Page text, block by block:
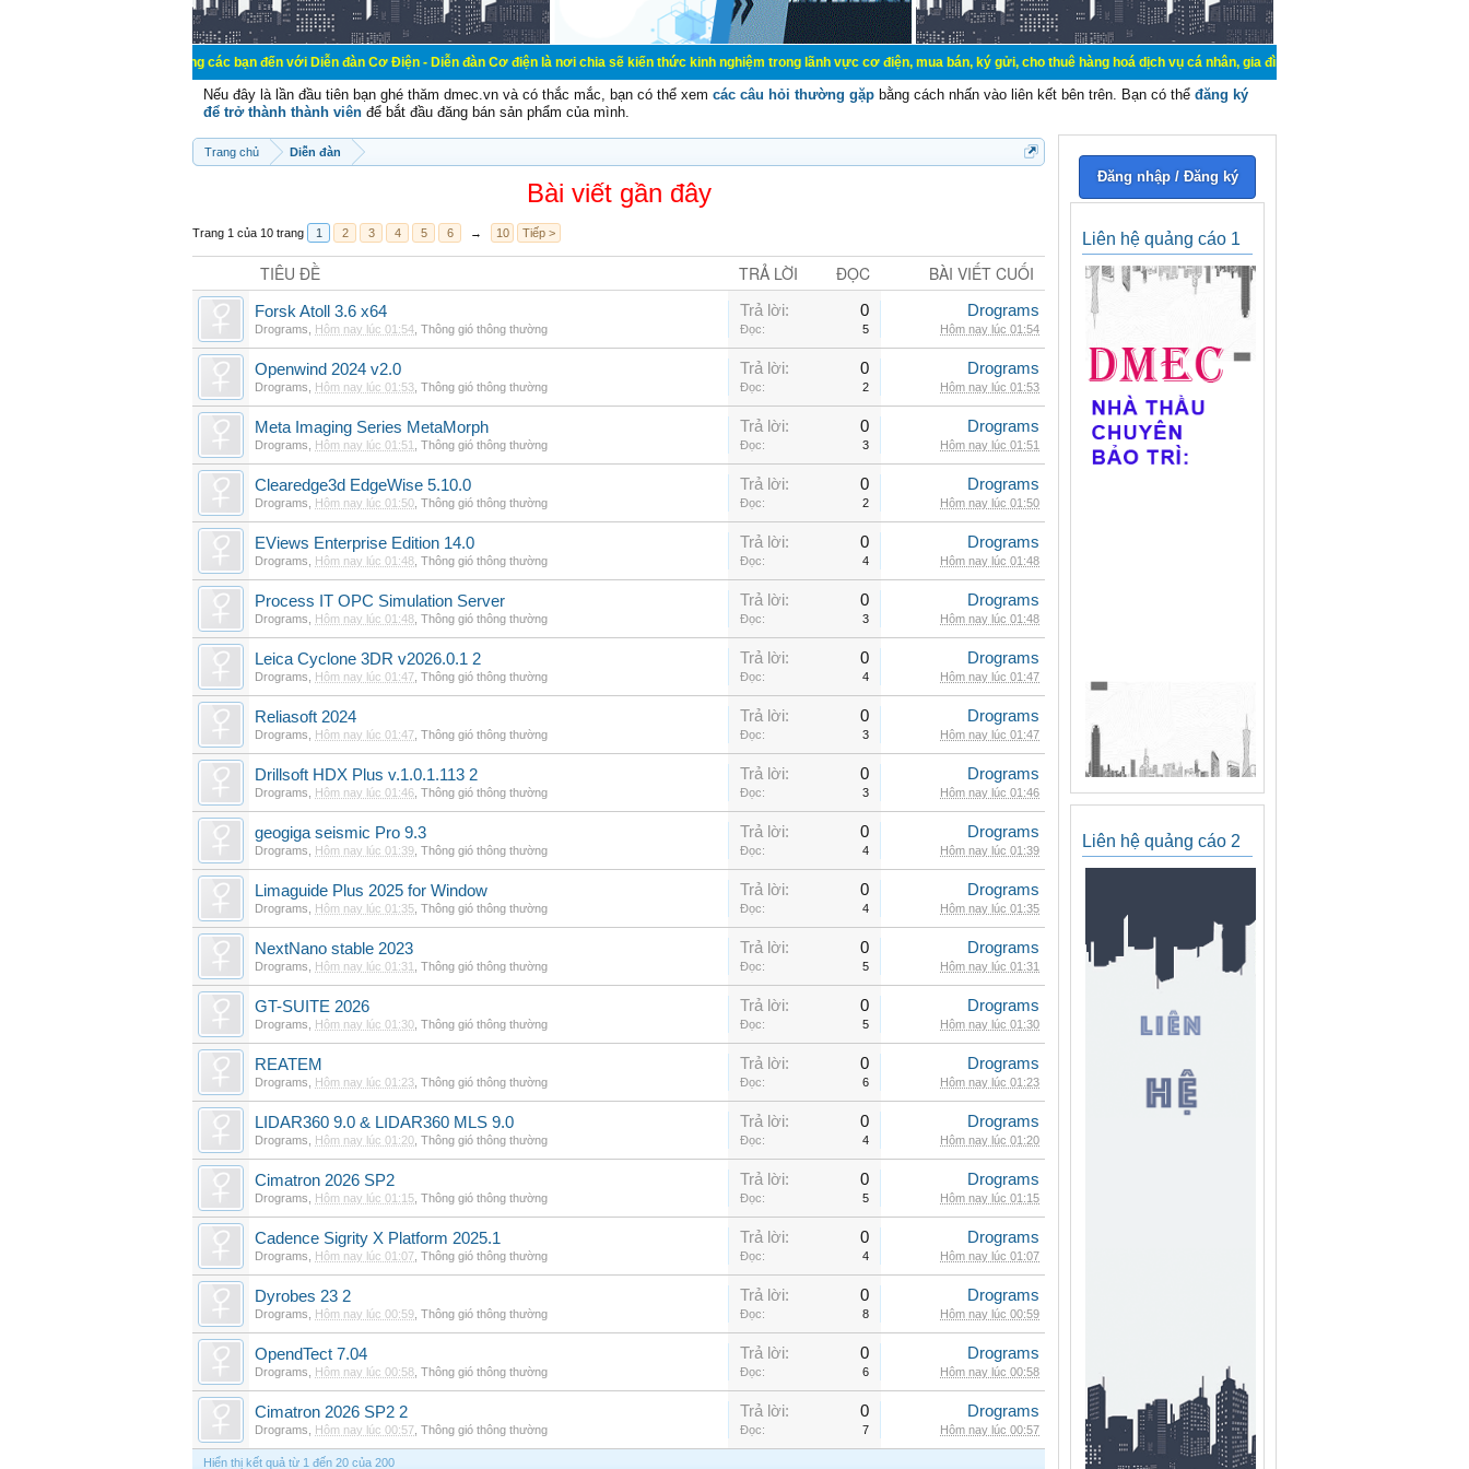
Chào mừng các bạn đến với Diễn đàn Cơ Điện - Diễn đàn Cơ điện là nơi chia sẽ kiến thức kinh nghiệm trong lãnh vực cơ điện, mua bán, ký gửi, cho thuê hàng hoá dịch vụ cá nhân, gia đình. Mua bán, ký gửi, cho thuê thiết bị
Nếu đây là lần đầu tiên bạn ghé thăm dmec.vn và có thắc mắc, bạn có thể xem các câu hỏi thường gặp bằng cách nhấn vào liên kết bên trên. Bạn có thể đăng ký
để trở thành thành viên để bắt đầu đăng bán sản phẩm của mình.
Trang chủ Diễn đàn
Bài viết gần đây
Trang 1 của 10 trang 1 2 3 4 5 6 → 10 Tiếp >
TIÊU ĐỀ TRẢ LỜI ĐỌC BÀI VIẾT CUỐI
Forsk Atoll 3.6 x64
Drograms Hôm nay lúc 01:54 Thông gió thông thường
Trả lời: 0
Đọc: 5
Drograms
Hôm nay lúc 01:54
Openwind 2024 v2.0
Drograms Hôm nay lúc 01:53 Thông gió thông thường
Trả lời: 0
Đọc: 2
Drograms
Hôm nay lúc 01:53
Meta Imaging Series MetaMorph
Drograms Hôm nay lúc 01:51 Thông gió thông thường
Trả lời: 0
Đọc: 3
Drograms
Hôm nay lúc 01:51
Clearedge3d EdgeWise 5.10.0
Drograms Hôm nay lúc 01:50 Thông gió thông thường
Trả lời: 0
Đọc: 2
Drograms
Hôm nay lúc 01:50
EViews Enterprise Edition 14.0
Drograms Hôm nay lúc 01:48 Thông gió thông thường
Trả lời: 0
Đọc: 4
Drograms
Hôm nay lúc 01:48
Process IT OPC Simulation Server
Drograms Hôm nay lúc 01:48 Thông gió thông thường
Trả lời: 0
Đọc: 3
Drograms
Hôm nay lúc 01:48
Leica Cyclone 3DR v2026.0.1 2
Drograms Hôm nay lúc 01:47 Thông gió thông thường
Trả lời: 0
Đọc: 4
Drograms
Hôm nay lúc 01:47
Reliasoft 2024
Drograms Hôm nay lúc 01:47 Thông gió thông thường
Trả lời: 0
Đọc: 3
Drograms
Hôm nay lúc 01:47
Drillsoft HDX Plus v.1.0.1.113 2
Drograms Hôm nay lúc 01:46 Thông gió thông thường
Trả lời: 0
Đọc: 3
Drograms
Hôm nay lúc 01:46
geogiga seismic Pro 9.3
Drograms Hôm nay lúc 01:39 Thông gió thông thường
Trả lời: 0
Đọc: 4
Drograms
Hôm nay lúc 01:39
Limaguide Plus 2025 for Window
Drograms Hôm nay lúc 01:35 Thông gió thông thường
Trả lời: 0
Đọc: 4
Drograms
Hôm nay lúc 01:35
NextNano stable 2023
Drograms Hôm nay lúc 01:31 Thông gió thông thường
Trả lời: 0
Đọc: 5
Drograms
Hôm nay lúc 01:31
GT-SUITE 2026
Drograms Hôm nay lúc 01:30 Thông gió thông thường
Trả lời: 0
Đọc: 5
Drograms
Hôm nay lúc 01:30
REATEM
Drograms Hôm nay lúc 01:23 Thông gió thông thường
Trả lời: 0
Đọc: 6
Drograms
Hôm nay lúc 01:23
LIDAR360 9.0 & LIDAR360 MLS 9.0
Drograms Hôm nay lúc 01:20 Thông gió thông thường
Trả lời: 0
Đọc: 4
Drograms
Hôm nay lúc 01:20
Cimatron 2026 SP2
Drograms Hôm nay lúc 01:15 Thông gió thông thường
Trả lời: 0
Đọc: 5
Drograms
Hôm nay lúc 01:15
Cadence Sigrity X Platform 2025.1
Drograms Hôm nay lúc 01:07 Thông gió thông thường
Trả lời: 0
Đọc: 4
Drograms
Hôm nay lúc 01:07
Dyrobes 23 2
Drograms Hôm nay lúc 00:59 Thông gió thông thường
Trả lời: 0
Đọc: 8
Drograms
Hôm nay lúc 00:59
OpendTect 7.04
Drograms Hôm nay lúc 00:58 Thông gió thông thường
Trả lời: 0
Đọc: 6
Drograms
Hôm nay lúc 00:58
Cimatron 2026 SP2 2
Drograms Hôm nay lúc 00:57 Thông gió thông thường
Trả lời: 0
Đọc: 7
Drograms
Hôm nay lúc 00:57
Hiển thị kết quả từ 1 đến 20 của 200
Đăng nhập / Đăng ký
Liên hệ quảng cáo 1
Liên hệ quảng cáo 2